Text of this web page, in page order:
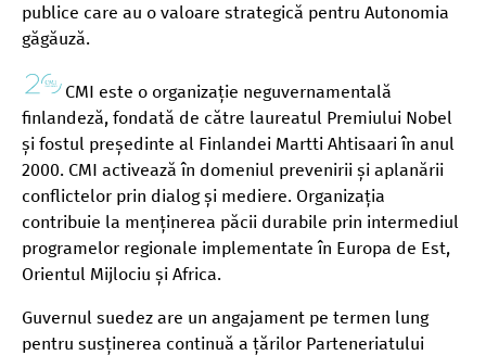
publice care au o valoare strategică pentru Autonomia
găgăuză.
CMI este o organizație neguvernamentală
finlandeză, fondată de către laureatul Premiului Nobel
și fostul președinte al Finlandei Martti Ahtisaari în anul
2000. CMI activează în domeniul prevenirii și aplanării
conflictelor prin dialog și mediere. Organizația
contribuie la menținerea păcii durabile prin intermediul
programelor regionale implementate în Europa de Est,
Orientul Mijlociu și Africa.
Guvernul suedez are un angajament pe termen lung
pentru susținerea continuă a țărilor Parteneriatului